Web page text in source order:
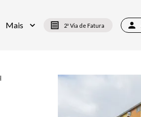
Mais 2ª Via de Fatura